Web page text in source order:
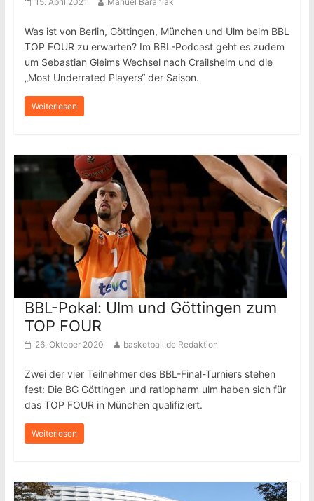
Was ist von Berlin, Göttingen, München und Ulm beim BBL
TOP FOUR zu erwarten? Im BBL-Podcast geht es zudem
um Sebastian Gleims Wechsel nach Crailsheim und die
„Most Underrated Players“ der Saison.
Weiterlesen
BBL-Pokal: Ulm und Göttingen zum
TOP FOUR
26. Oktober 2020 basketball.de Redaktion
Zwei der vier Teilnehmer des BBL-Final-Turniers stehen
fest: Die BG Göttingen und ratiopharm ulm haben sich für
das TOP FOUR in München qualifiziert.
Weiterlesen